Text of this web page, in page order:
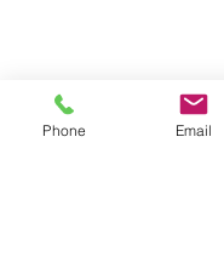
Phone Email